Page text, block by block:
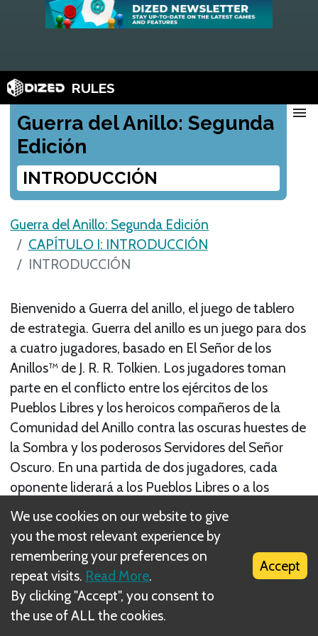
RULES
Guerra del Anillo: Segunda
Edición
INTRODUCCIÓN
menu
Guerra del Anillo: Segunda Edición
CAPÍTULO I: INTRODUCCIÓN
INTRODUCCIÓN
Bienvenido a Guerra del anillo, el juego de tablero
de estrategia. Guerra del anillo es un juego para dos
a cuatro jugadores, basado en El Señor de los
Anillos™ de J. R. R. Tolkien. Los jugadores toman
parte en el conflicto entre los ejércitos de los
Pueblos Libres y los heroicos compañeros de la
Comunidad del Anillo contra las oscuras huestes de
la Sombra y los poderosos Servidores del Señor
Oscuro. En una partida de dos jugadores, cada
oponente liderará a los Pueblos Libres o a los
ejércitos de la Sombra, mientras que en una partida
de tres o cuatro jugadores, los jugadores se
organizarán en dos equipos, y cada uno de ellos
controlará una de las dos facciones. En cada
partida de Guerra del anillo, el jugador que controle
la Sombra intentará usar su poder militar superior
para conquistar la Tierra Media. Bajo su mando se
We use cookies on our website to give
you the most relevant experience by
remembering your preferences on
repeat visits. Read More.
By clicking "Accept", you consent to
the use of ALL the cookies.
Accept